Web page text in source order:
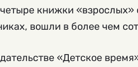
книжки
вошли в более чем
«Детское